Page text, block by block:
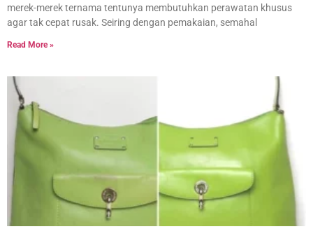
merek-merek ternama tentunya membutuhkan perawatan khusus
agar tak cepat rusak. Seiring dengan pemakaian, semahal
Read More »